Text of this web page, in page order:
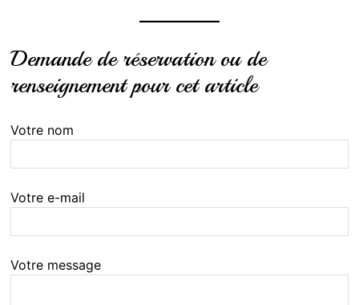
Demande de réservation ou de
renseignement pour cet article
Votre nom
Votre e-mail
Votre message